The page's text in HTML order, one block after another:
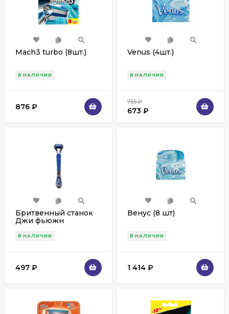
Mach3 turbo (8шт.)
В НАЛИЧИИ
876 ₽
Venus (4шт.)
В НАЛИЧИИ
755₽
673 ₽
Бритвенный станок
Джи фьюжн
В НАЛИЧИИ
497 ₽
Венус (8 шт)
В НАЛИЧИИ
1 414 ₽